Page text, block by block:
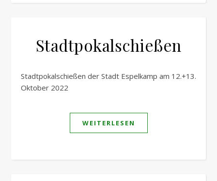
Stadtpokalschießen
Stadtpokalschießen der Stadt Espelkamp am 12.+13.
Oktober 2022
WEITERLESEN